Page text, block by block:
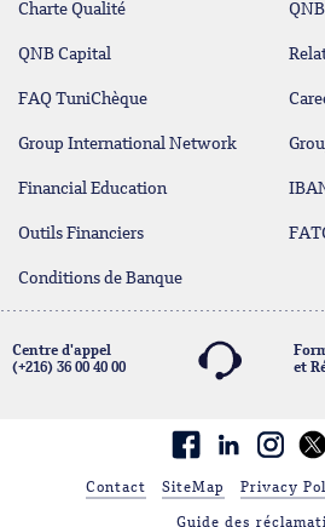
Charte Qualité
QNB Capital
FAQ TuniChèque
Group International Network
Financial Education
Outils Financiers
Conditions de Banque
Centre d'appel
(+216) 36 00 40 00
et
contact@qnb.com.tnFacebook
linkedin
Contact SiteMap Privacy
Guide des